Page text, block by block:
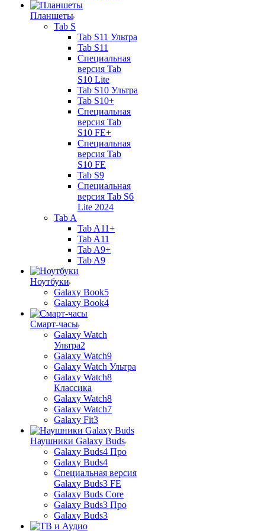
Планшеты
Tab S
Tab S11 Ультра
Tab S11
Специальная
версия Tab
S10 Lite
Tab S10 Ультра
Tab S10+
Специальная
версия Tab
S10 FE+
Специальная
версия Tab
S10 FE
Tab S9
Специальная
версия Tab S6
Lite 2024
Tab A
Tab A11+
Tab A11
Tab A9+
Tab A9
Ноутбуки
Galaxy Book5
Galaxy Book4
Смарт-часы
Galaxy Watch
Ультра2
Galaxy Watch9
Galaxy Watch Ультра
Galaxy Watch8
Классика
Galaxy Watch8
Galaxy Watch7
Galaxy Fit3
Наушники Galaxy Buds
Galaxy Buds4 Про
Galaxy Buds4
Специальная версия
Galaxy Buds3 FE
Galaxy Buds Core
Galaxy Buds3 Про
Galaxy Buds3